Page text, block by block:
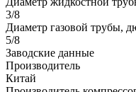
3/8
Диаметр газовой трубы,
5/8
Заводские данные
Производитель
Китай